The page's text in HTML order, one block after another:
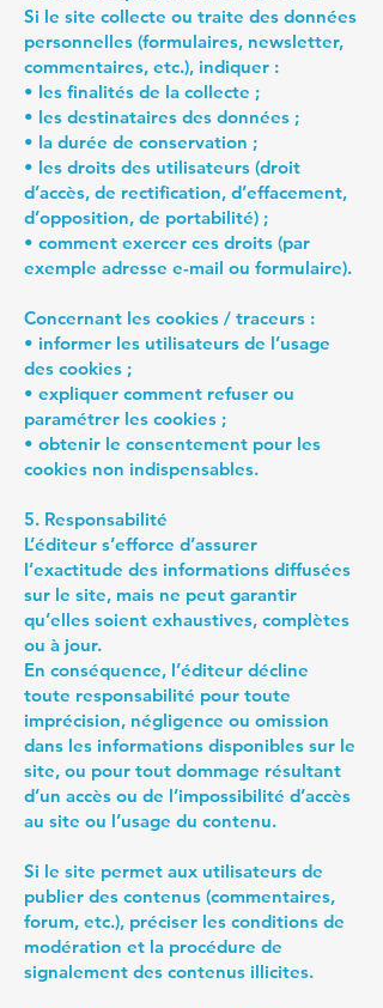
Si le site collecte ou traite des données
personnelles (formulaires, newsletter,
commentaires, etc.), indiquer :
• les finalités de la collecte ;
• les destinataires des données ;
• la durée de conservation ;
• les droits des utilisateurs (droit
d’accès, de rectification, d’effacement,
d’opposition, de portabilité) ;
• comment exercer ces droits (par
exemple adresse e-mail ou formulaire).
Concernant les cookies / traceurs :
• informer les utilisateurs de l’usage
des cookies ;
• expliquer comment refuser ou
paramétrer les cookies ;
• obtenir le consentement pour les
cookies non indispensables.
5. Responsabilité
L’éditeur s’efforce d’assurer
l’exactitude des informations diffusées
sur le site, mais ne peut garantir
qu’elles soient exhaustives, complètes
ou à jour.
En conséquence, l’éditeur décline
toute responsabilité pour toute
imprécision, négligence ou omission
dans les informations disponibles sur le
site, ou pour tout dommage résultant
d’un accès ou de l’impossibilité d’accès
au site ou l’usage du contenu.
Si le site permet aux utilisateurs de
publier des contenus (commentaires,
forum, etc.), préciser les conditions de
modération et la procédure de
signalement des contenus illicites.